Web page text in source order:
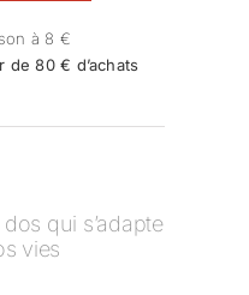
à 8 €
de 80 € d’achats
dos qui s’adapte
vies